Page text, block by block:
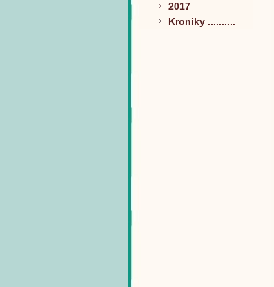
2017
Kroniky ..........